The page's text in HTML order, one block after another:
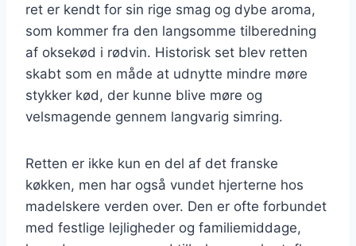
ret er kendt for sin rige smag og dybe aroma,
som kommer fra den langsomme tilberedning
af oksekød i rødvin. Historisk set blev retten
skabt som en måde at udnytte mindre møre
stykker kød, der kunne blive møre og
velsmagende gennem langvarig simring.
Retten er ikke kun en del af det franske
køkken, men har også vundet hjerterne hos
madelskere verden over. Den er ofte forbundet
med festlige lejligheder og familiemiddage,